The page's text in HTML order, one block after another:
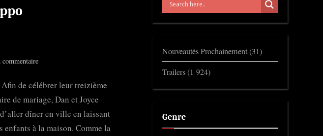
commentairesur
de célébrer leur treizième
de mariage, Dan et Joyce
dîner en ville en laissant
enfants à la maison. Comme la
Nouveautés Prochainement(31)
Trailers(1 924)
Genre